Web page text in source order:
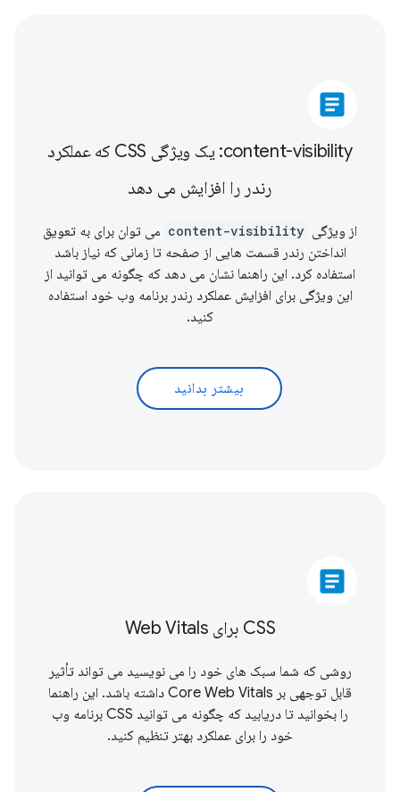
article
content-visibility: یک ویژگی CSS که عملکرد
رندر را افزایش می دهد
از ویژگی content-visibility می توان برای به تعویق
انداختن رندر قسمت هایی از صفحه تا زمانی که نیاز باشد
استفاده کرد. این راهنما نشان می دهد که چگونه می توانید از
این ویژگی برای افزایش عملکرد رندر برنامه وب خود استفاده
کنید.
بیشتر بدانید
article
CSS برای Web Vitals
روشی که شما سبک های خود را می نویسید می تواند تأثیر
قابل توجهی بر Core Web Vitals داشته باشد. این راهنما
را بخوانید تا دریابید که چگونه می توانید CSS برنامه وب
خود را برای عملکرد بهتر تنظیم کنید.